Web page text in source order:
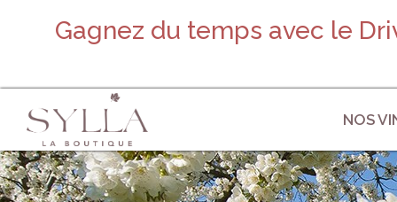
Gagnez du temps avec le
NOS